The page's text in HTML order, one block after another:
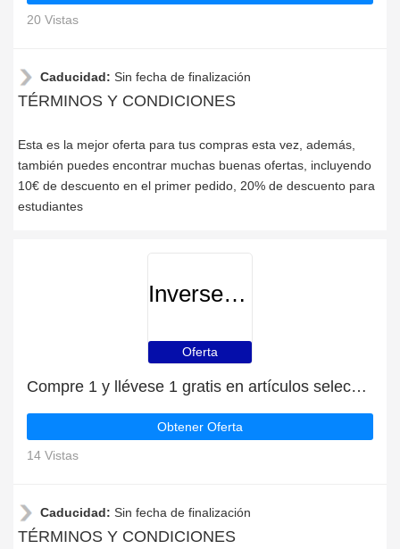
20 Vistas
Caducidad: Sin fecha de finalización
TÉRMINOS Y CONDICIONES
Esta es la mejor oferta para tus compras esta vez, además,
también puedes encontrar muchas buenas ofertas, incluyendo
10€ de descuento en el primer pedido, 20% de descuento para
estudiantes
Inverseteams
Oferta
Compre 1 y llévese 1 gratis en artículos seleccionados | caduca pronto
Obtener Oferta
14 Vistas
Caducidad: Sin fecha de finalización
TÉRMINOS Y CONDICIONES